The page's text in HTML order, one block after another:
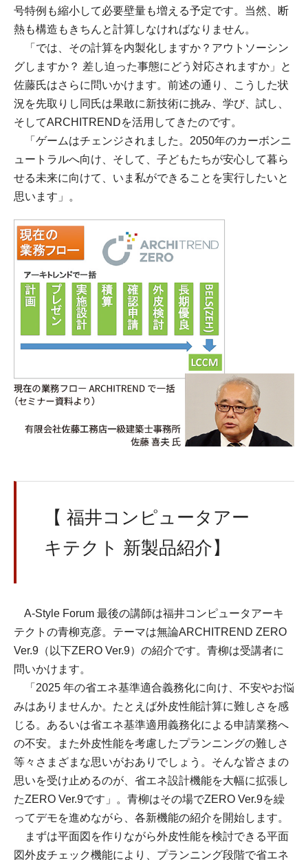
号特例も縮小して必要壁量も増える予定です。当然、断
熱も構造もきちんと計算しなければなりません。
「では、その計算を内製化しますか？アウトソーシン
グしますか？ 差し迫った事態にどう対応されますか」と
佐藤氏はさらに問いかけます。前述の通り、こうした状
況を先取りし同氏は果敢に新技術に挑み、学び、試し、
そしてARCHITRENDを活用してきたのです。
「ゲームはチェンジされました。2050年のカーボンニ
ュートラルへ向け、そして、子どもたちが安心して暮ら
せる未来に向けて、いま私ができることを実行したいと
思います」。
【 福井コンピュータアー
キテクト 新製品紹介】
A-Style Forum 最後の講師は福井コンピュータアーキ
テクトの青柳克彦。テーマは無論ARCHITREND ZERO
Ver.9（以下ZERO Ver.9）の紹介です。青柳は受講者に
問いかけます。
「2025 年の省エネ基準適合義務化に向け、不安やお悩
みはありませんか。たとえば外皮性能計算に難しさを感
じる。あるいは省エネ基準適用義務化による申請業務へ
の不安。また外皮性能を考慮したプランニングの難しさ
等々さまざまな思いがおありでしょう。そんな皆さまの
思いを受け止めるのが、省エネ設計機能を大幅に拡張し
たZERO Ver.9です」。青柳はその場でZERO Ver.9を繰
ってデモを進めながら、各新機能の紹介を開始します。
まずは平面図を作りながら外皮性能を検討できる平面
図外皮チェック機能により、プランニング段階で省エネ